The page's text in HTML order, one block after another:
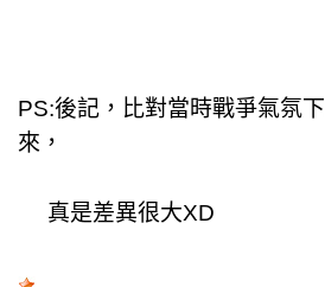
PS:後記，比對當時戰爭氣氛
來，
真是差異很大XD